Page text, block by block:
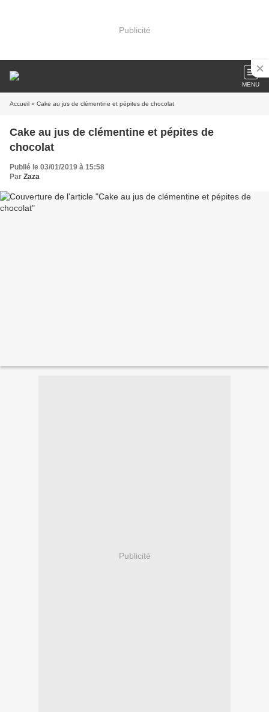
Publicité
MENU
Accueil » Cake au jus de clémentine et pépites de chocolat
Cake au jus de clémentine et pépites de
chocolat
Publié le 03/01/2019 à 15:58
Par Zaza
Publicité